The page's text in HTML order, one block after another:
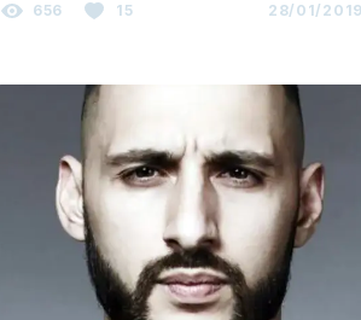
656 15 28/01/2019